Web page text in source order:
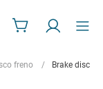
freno Brake disc